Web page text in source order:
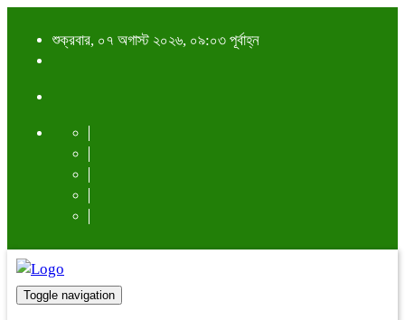
শুক্রবার, ০৭ অগাস্ট ২০২৬, ০৯:০৩ পূর্বাহ্ন
Toggle navigation